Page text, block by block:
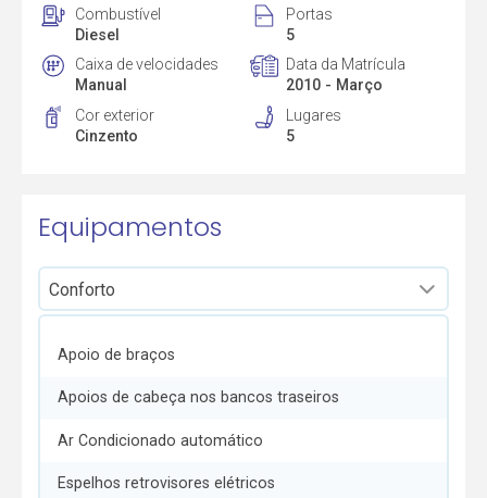
Combustível
Diesel
Portas
5
Caixa de velocidades
Manual
Data da Matrícula
2010 - Março
Cor exterior
Cinzento
Lugares
5
Equipamentos
Apoio de braços
Apoios de cabeça nos bancos traseiros
Ar Condicionado automático
Espelhos retrovisores elétricos